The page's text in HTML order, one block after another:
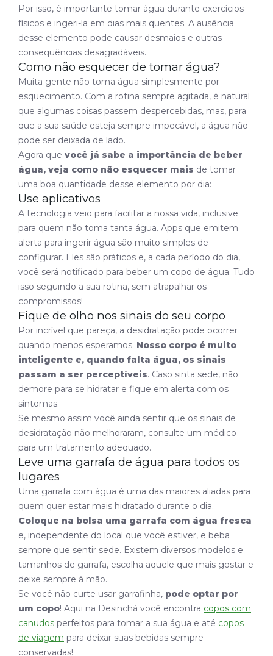
Por isso, é importante tomar água durante exercícios
físicos e ingeri-la em dias mais quentes. A ausência
desse elemento pode causar desmaios e outras
consequências desagradáveis.
Como não esquecer de tomar água?
Muita gente não toma água simplesmente por
esquecimento. Com a rotina sempre agitada, é natural
que algumas coisas passem despercebidas, mas, para
que a sua saúde esteja sempre impecável, a água não
pode ser deixada de lado.
Agora que você já sabe a importância de beber
água, veja como não esquecer mais de tomar
uma boa quantidade desse elemento por dia:
Use aplicativos
A tecnologia veio para facilitar a nossa vida, inclusive
para quem não toma tanta água. Apps que emitem
alerta para ingerir água são muito simples de
configurar. Eles são práticos e, a cada período do dia,
você será notificado para beber um copo de água. Tudo
isso seguindo a sua rotina, sem atrapalhar os
compromissos!
Fique de olho nos sinais do seu corpo
Por incrível que pareça, a desidratação pode ocorrer
quando menos esperamos. Nosso corpo é muito
inteligente e, quando falta água, os sinais
passam a ser perceptíveis. Caso sinta sede, não
demore para se hidratar e fique em alerta com os
sintomas.
Se mesmo assim você ainda sentir que os sinais de
desidratação não melhoraram, consulte um médico
para um tratamento adequado.
Leve uma garrafa de água para todos os
lugares
Uma garrafa com água é uma das maiores aliadas para
quem quer estar mais hidratado durante o dia.
Coloque na bolsa uma garrafa com água fresca
e, independente do local que você estiver, e beba
sempre que sentir sede. Existem diversos modelos e
tamanhos de garrafa, escolha aquele que mais gostar e
deixe sempre à mão.
Se você não curte usar garrafinha, pode optar por
um copo! Aqui na Desinchá você encontra copos com
canudos perfeitos para tomar a sua água e até copos
de viagem para deixar suas bebidas sempre
conservadas!